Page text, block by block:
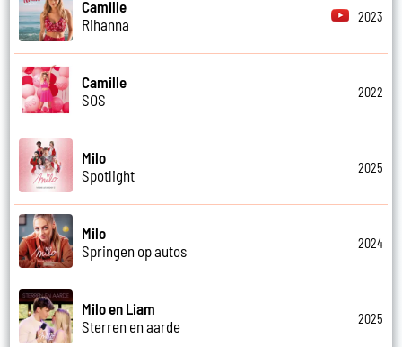
Camille
Rihanna
2023
Camille
SOS
2022
Milo
Spotlight
2025
Milo
Springen op autos
2024
Milo en Liam
Sterren en aarde
2025